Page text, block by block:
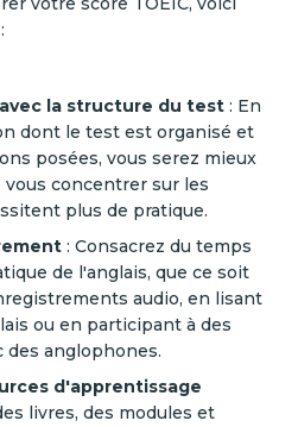
la structure du test : En
dont le test est organisé et
posées, vous serez mieux
concentrer sur les
plus de pratique.
: Consacrez du temps
de l'anglais, que ce soit
audio, en lisant
ou en participant à des
des anglophones.
d'apprentissage
livres, des modules et